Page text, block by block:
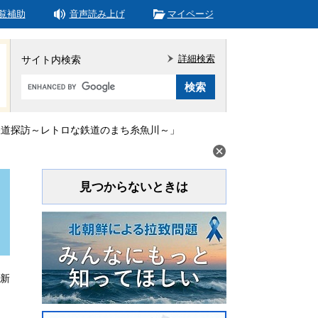
補助 音声読み上げ マイページ
サイト内検索
Google
タ
ム
詳細検索
訪～レトロな鉄道のまち糸魚川～」
見つからないときは